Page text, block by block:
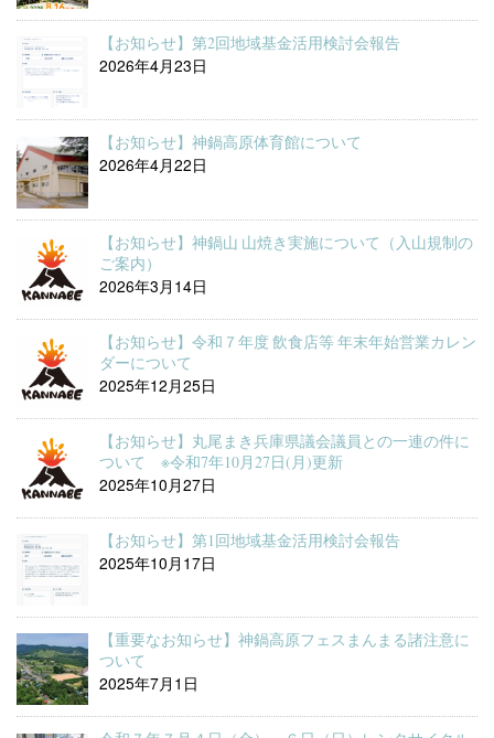
【お知らせ】第2回地域基金活用検討会報告
2026年4月23日
【お知らせ】神鍋高原体育館について
2026年4月22日
【お知らせ】神鍋山 山焼き実施について（入山規制の
ご案内）
2026年3月14日
【お知らせ】令和７年度 飲食店等 年末年始営業カレン
ダーについて
2025年12月25日
【お知らせ】丸尾まき兵庫県議会議員との一連の件に
ついて ※令和7年10月27日(月)更新
2025年10月27日
【お知らせ】第1回地域基金活用検討会報告
2025年10月17日
【重要なお知らせ】神鍋高原フェスまんまる諸注意に
ついて
2025年7月1日